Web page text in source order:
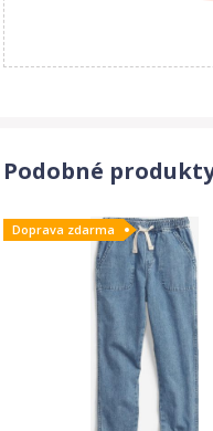
164 12 let 158-
Podobné
Doprava zdarma